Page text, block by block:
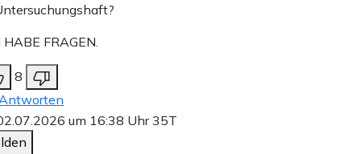
HABE FRAGEN.
8
um 16:38 Uhr35T